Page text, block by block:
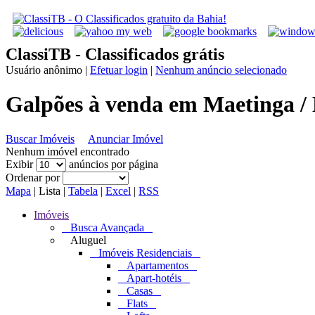
ClassiTB - Classificados grátis
Usuário anônimo | Efetuar login | Nenhum anúncio selecionado
Galpões à venda em Maetinga /
Buscar Imóveis
Anunciar Imóvel
Nenhum imóvel encontrado
Exibir
anúncios por página
Ordenar por
Mapa | Lista | Tabela | Excel | RSS
Imóveis
Busca Avançada
Aluguel
Imóveis Residenciais
Apartamentos
Apart-hotéis
Casas
Flats